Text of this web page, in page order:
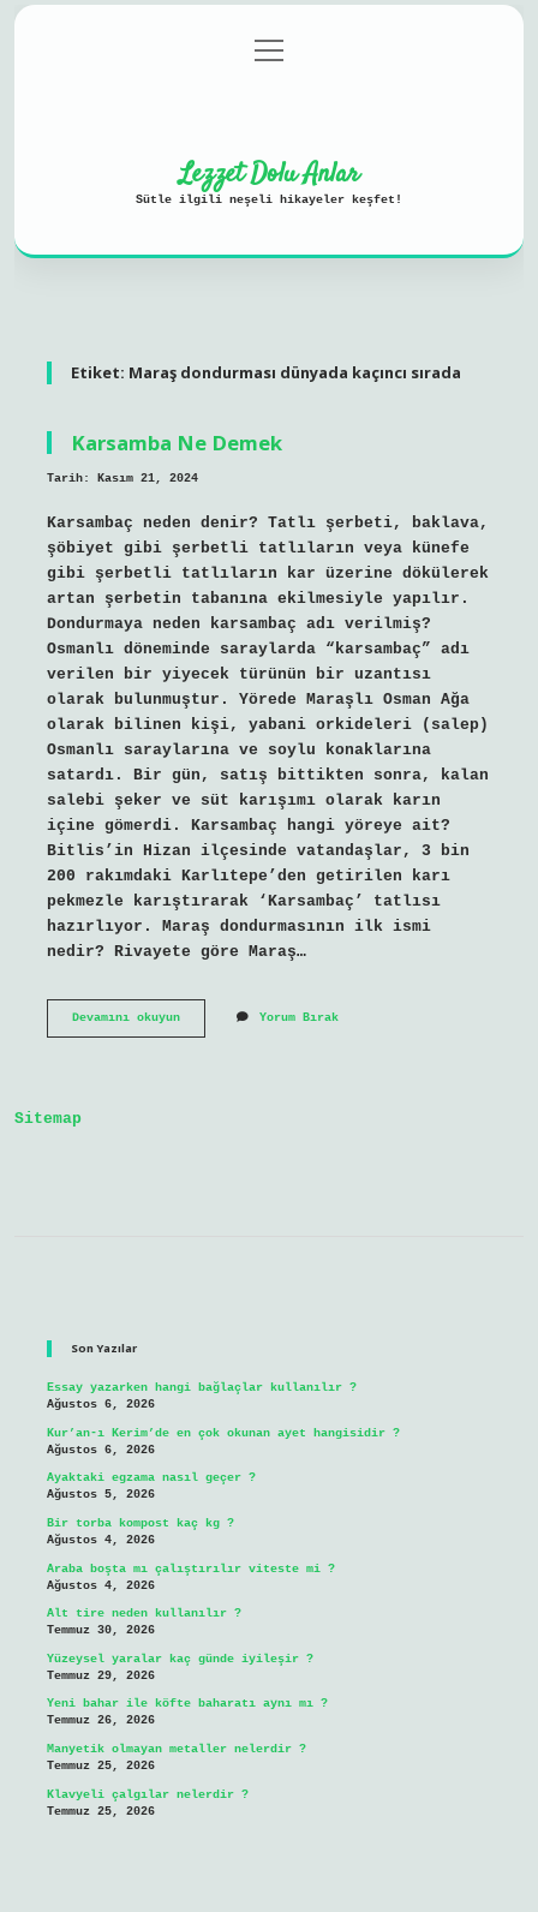
Gizlilik Politikası
menüyü
aç
Lezzet Dolu Anlar
Sütle ilgili neşeli hikayeler keşfet!
Etiket: Maraş dondurması dünyada kaçıncı sırada
Karsamba Ne Demek
Tarih: Kasım 21, 2024
Karsambaç neden denir? Tatlı şerbeti, baklava,
şöbiyet gibi şerbetli tatlıların veya künefe
gibi şerbetli tatlıların kar üzerine dökülerek
artan şerbetin tabanına ekilmesiyle yapılır.
Dondurmaya neden karsambaç adı verilmiş?
Osmanlı döneminde saraylarda “karsambaç” adı
verilen bir yiyecek türünün bir uzantısı
olarak bulunmuştur. Yörede Maraşlı Osman Ağa
olarak bilinen kişi, yabani orkideleri (salep)
Osmanlı saraylarına ve soylu konaklarına
satardı. Bir gün, satış bittikten sonra, kalan
salebi şeker ve süt karışımı olarak karın
içine gömerdi. Karsambaç hangi yöreye ait?
Bitlis’in Hizan ilçesinde vatandaşlar, 3 bin
200 rakımdaki Karlıtepe’den getirilen karı
pekmezle karıştırarak ‘Karsambaç’ tatlısı
hazırlıyor. Maraş dondurmasının ilk ismi
nedir? Rivayete göre Maraş…
Devamını okuyunKarsamba
Yorum Bırak
Sitemap
Son Yazılar
Essay yazarken hangi bağlaçlar kullanılır ?
Ağustos 6, 2026
Kur’an-ı Kerim’de en çok okunan ayet hangisidir ?
Ağustos 6, 2026
Ayaktaki egzama nasıl geçer ?
Ağustos 5, 2026
Bir torba kompost kaç kg ?
Ağustos 4, 2026
Araba boşta mı çalıştırılır viteste mi ?
Ağustos 4, 2026
Alt tire neden kullanılır ?
Temmuz 30, 2026
Yüzeysel yaralar kaç günde iyileşir ?
Temmuz 29, 2026
Yeni bahar ile köfte baharatı aynı mı ?
Temmuz 26, 2026
Manyetik olmayan metaller nelerdir ?
Temmuz 25, 2026
Klavyeli çalgılar nelerdir ?
Temmuz 25, 2026